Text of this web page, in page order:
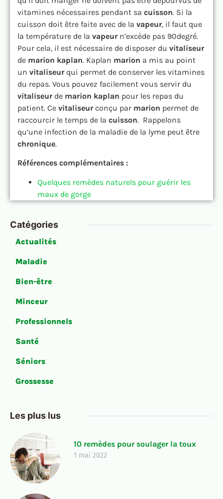
vitamines nécessaires pendant sa cuisson. Si la
cuisson doit être faite avec de la vapeur, il faut que
la température de la vapeurn’excède pas 90degré.
Pour cela, il est nécessaire de disposer du vitaliseur
de marion kaplan. Kaplan marion a mis au point
un vitaliseurqui permet de conserver les vitamines
du repas. Vous pouvez facilement vous servir du
vitaliseurde marion kaplan pour les repas du
patient. Ce vitaliseurconçu par marion permet de
raccourcir le temps de la cuisson. Rappelons
qu’une infection de la maladie de la lyme peut être
chronique.
Références complémentaires :
Quelques remèdes naturels pour guérir les
maux de gorge
Catégories
Actualités
Maladie
Bien-être
Minceur
Professionnels
Santé
Séniors
Grossesse
Les plus lus
10 remèdes pour soulager la toux
1 mai 2022